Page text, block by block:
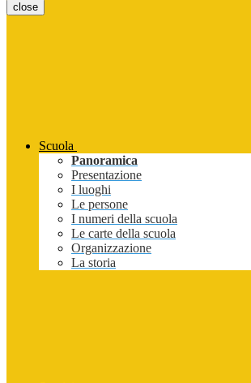
close
Scuola
Panoramica
Presentazione
I luoghi
Le persone
I numeri della scuola
Le carte della scuola
Organizzazione
La storia